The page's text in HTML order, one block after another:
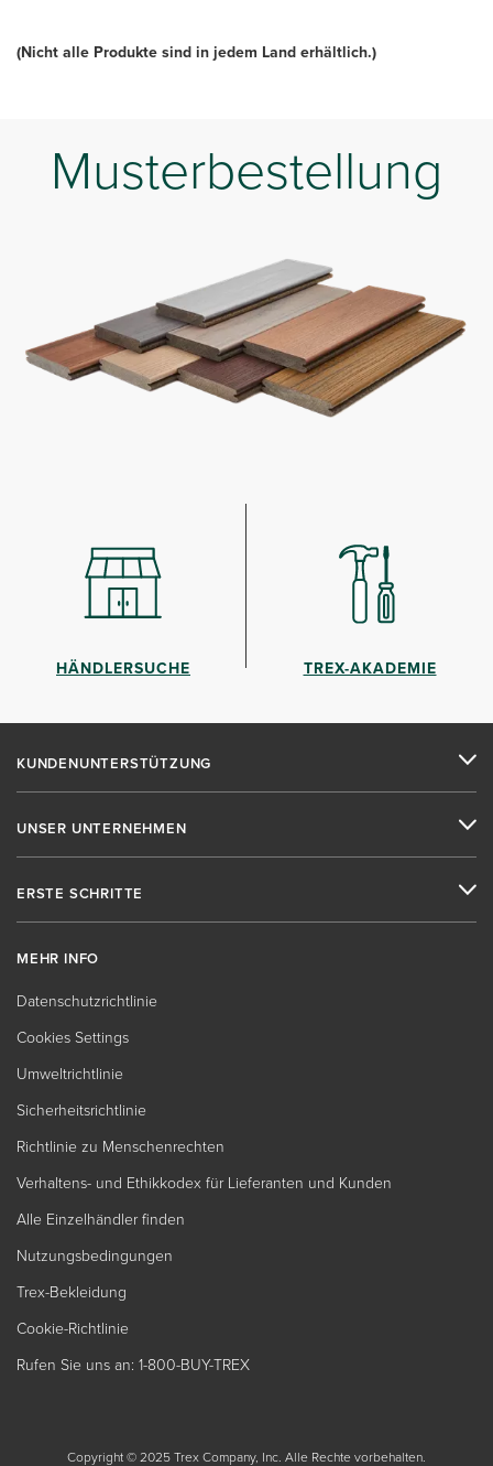
(Nicht alle Produkte sind in jedem Land erhältlich.)
Musterbestellung
HÄNDLERSUCHE TREX-AKADEMIE
KUNDENUNTERSTÜTZUNG
UNSER UNTERNEHMEN
ERSTE SCHRITTE
MEHR INFO
Datenschutzrichtlinie
Cookies Settings
Umweltrichtlinie
Sicherheitsrichtlinie
Richtlinie zu Menschenrechten
Verhaltens- und Ethikkodex für Lieferanten und Kunden
Alle Einzelhändler finden
Nutzungsbedingungen
Trex-Bekleidung
Cookie-Richtlinie
Rufen Sie uns an: 1-800-BUY-TREX
Copyright © 2025 Trex Company, Inc. Alle Rechte vorbehalten.